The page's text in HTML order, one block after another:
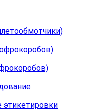
этикетировки